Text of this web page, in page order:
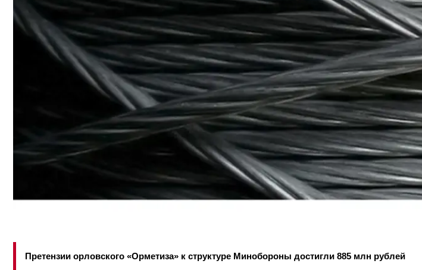
Претензии орловского «Орметиза» к структуре Минобороны достигли 885 млн рублей